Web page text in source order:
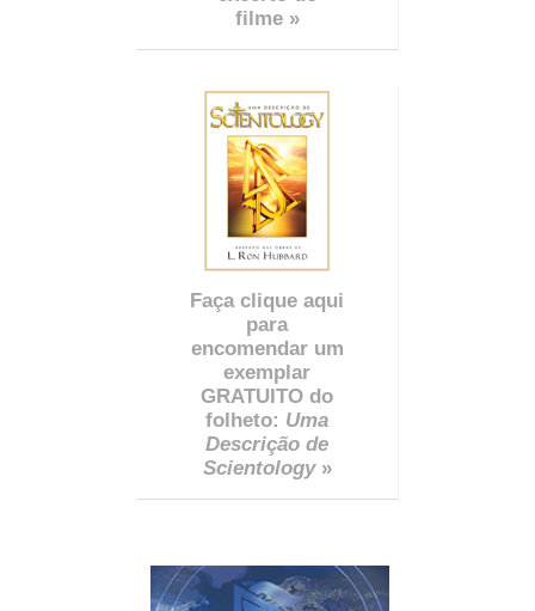
filme »
Faça clique aqui
para
encomendar um
exemplar
GRATUITO do
folheto: Uma
Descrição de
Scientology»